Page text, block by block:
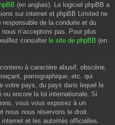
(en anglais). Le logiciel phpBB a
sur internet et phpBB Limited ne
de la conduite et du
n’acceptons pas. Pour plus
consulter le site de phpBB (en
à caractère abusif, obscène,
pornographique, etc. qui
votre pays, du pays dans lequel le
encore la loi internationale. Si
vous vous exposez à un
nous nous réservons le droit
et les autorités officielles.